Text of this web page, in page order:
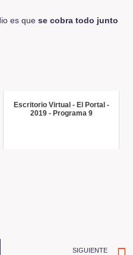
es que se cobra todo junto
Escritorio Virtual - El Portal -
2019 - Programa 9
SIGUIENTE